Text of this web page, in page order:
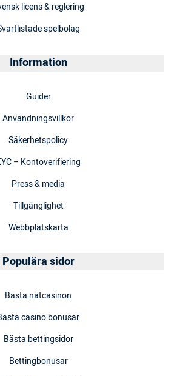
licens & reglering
spelbolag
Information
Guider
Användningsvillkor
Säkerhetspolicy
– Kontoverifiering
Press & media
Tillgänglighet
Webbplatskarta
Populära sidor
Bästa nätcasinon
casino bonusar
Bästa bettingsidor
Bettingbonusar